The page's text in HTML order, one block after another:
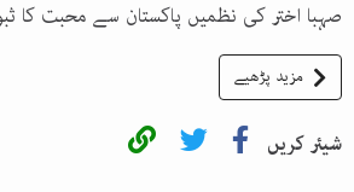
صہبا اختر کی نظمیں پاکستان سے محبت کا
مزید پڑھیے
شیئر کریں